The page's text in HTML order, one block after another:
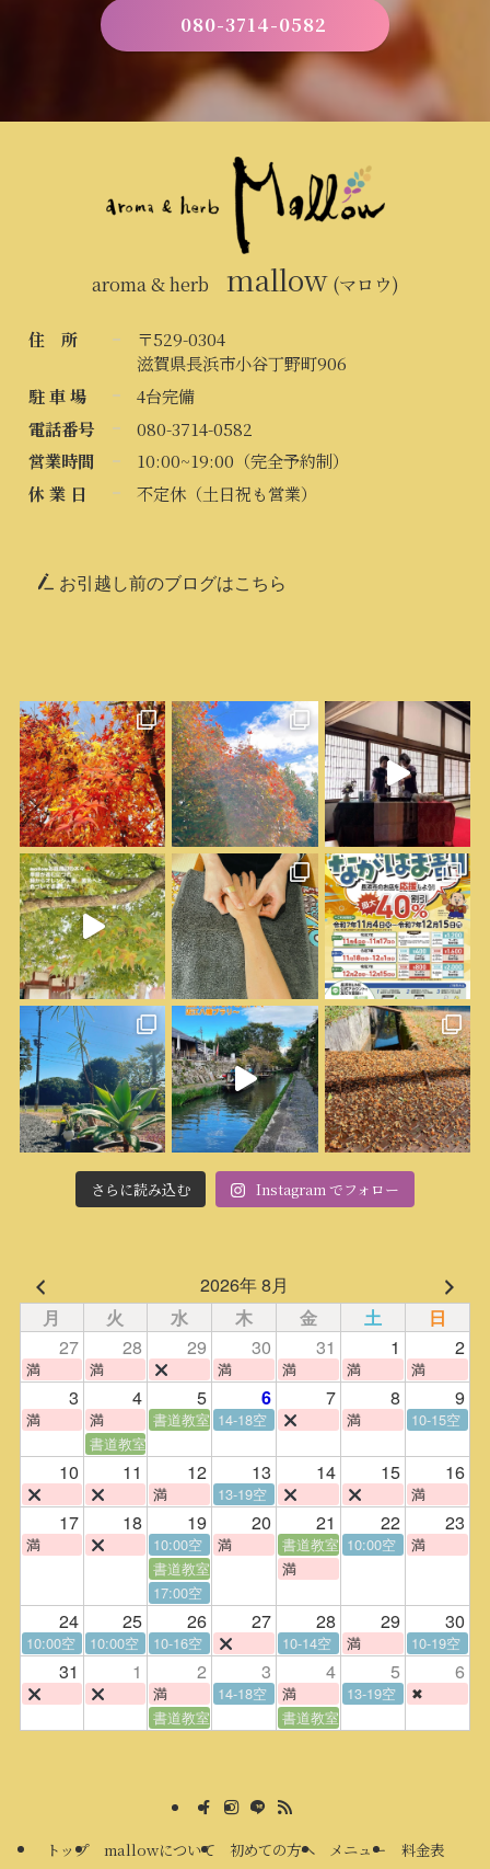
080-3714-0582
aroma & herb mallow(マロウ)
住 所
〒529-0304
滋賀県長浜市小谷丁野町906
駐 車 場
4台完備
電話番号
080-3714-0582
営業時間
10:00~19:00（完全予約制）
休 業 日
不定休（土日祝も営業）
お引越し前のブログはこちら
さらに読み込む Instagram でフォロー
2026年 8月
月 火 水 木 金 土 日
27 28 29 30 31 1 2
満 満 満 満 満 満
3 4 5 6 7 8 9
満 満 書道教室 14-18空 満
10-15空
書道教室
10 11 12 13 14 15 16
満 13-19空 満
17 18 19 20 21 22 23
満 10:00空 満 書道教室 10:00空
満
書道教室
満
17:00空
24 25 26 27 28 29 30
10:00空 10:00空 10-16空 10-14空 満 10-19空
31 1 2 3 4 5 6
満 14-18空 満 13-19空
✖
書道教室
書道教室
トップ mallowについて 初めての方へ メニュー 料金表